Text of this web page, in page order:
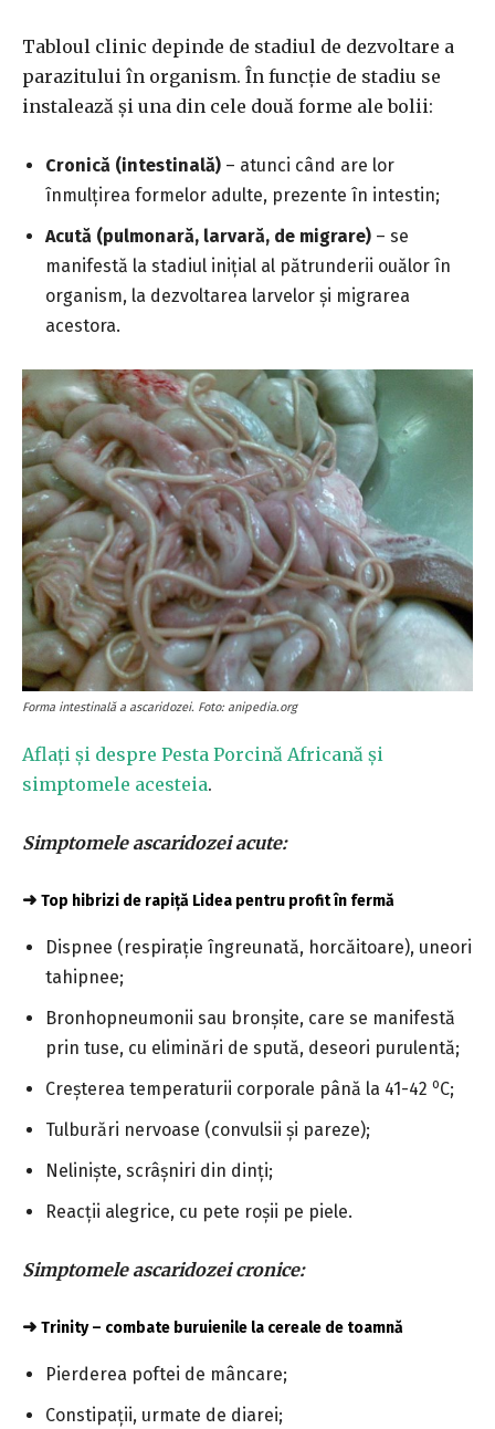
Tabloul clinic depinde de stadiul de dezvoltare a
parazitului în organism. În funcție de stadiu se
instalează și una din cele două forme ale bolii:
Cronică (intestinală) – atunci când are lor
înmulțirea formelor adulte, prezente în intestin;
Acută (pulmonară, larvară, de migrare) – se
manifestă la stadiul inițial al pătrunderii ouălor în
organism, la dezvoltarea larvelor și migrarea
acestora.
Forma intestinală a ascaridozei. Foto: anipedia.org
Aflați și despre Pesta Porcină Africană și
simptomele acesteia.
Simptomele ascaridozei acute:
➜ Top hibrizi de rapiță Lidea pentru profit în fermă
Dispnee (respirație îngreunată, horcăitoare), uneori
tahipnee;
Bronhopneumonii sau bronșite, care se manifestă
prin tuse, cu eliminări de spută, deseori purulentă;
Creșterea temperaturii corporale până la 41-42 oC;
Tulburări nervoase (convulsii și pareze);
Neliniște, scrâșniri din dinți;
Reacții alegrice, cu pete roșii pe piele.
Simptomele ascaridozei cronice:
➜ Trinity – combate buruienile la cereale de toamnă
Pierderea poftei de mâncare;
Constipații, urmate de diarei;